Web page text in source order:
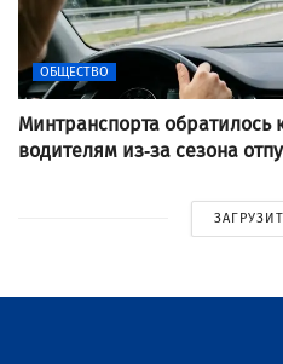
ОБЩЕСТВО
Минтранспорта обратилось
водителям из-за сезона